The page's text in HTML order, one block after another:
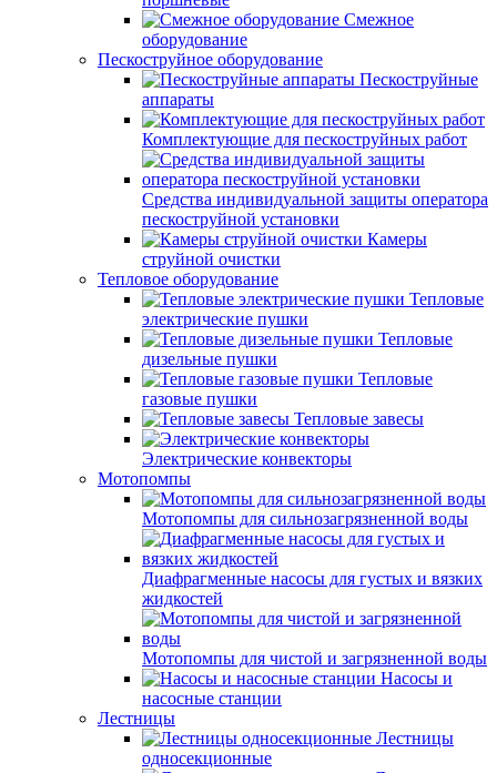
Смежное
оборудование
Пескоструйное оборудование
Пескоструйные
аппараты
Комплектующие для пескоструйных работ
Средства индивидуальной защиты оператора
пескоструйной установки
Камеры
струйной очистки
Тепловое оборудование
Тепловые
электрические пушки
Тепловые
дизельные пушки
Тепловые
газовые пушки
Тепловые завесы
Электрические конвекторы
Мотопомпы
Мотопомпы для сильнозагрязненной воды
Диафрагменные насосы для густых и вязких
жидкостей
Мотопомпы для чистой и загрязненной воды
Насосы и
насосные станции
Лестницы
Лестницы
односекционные